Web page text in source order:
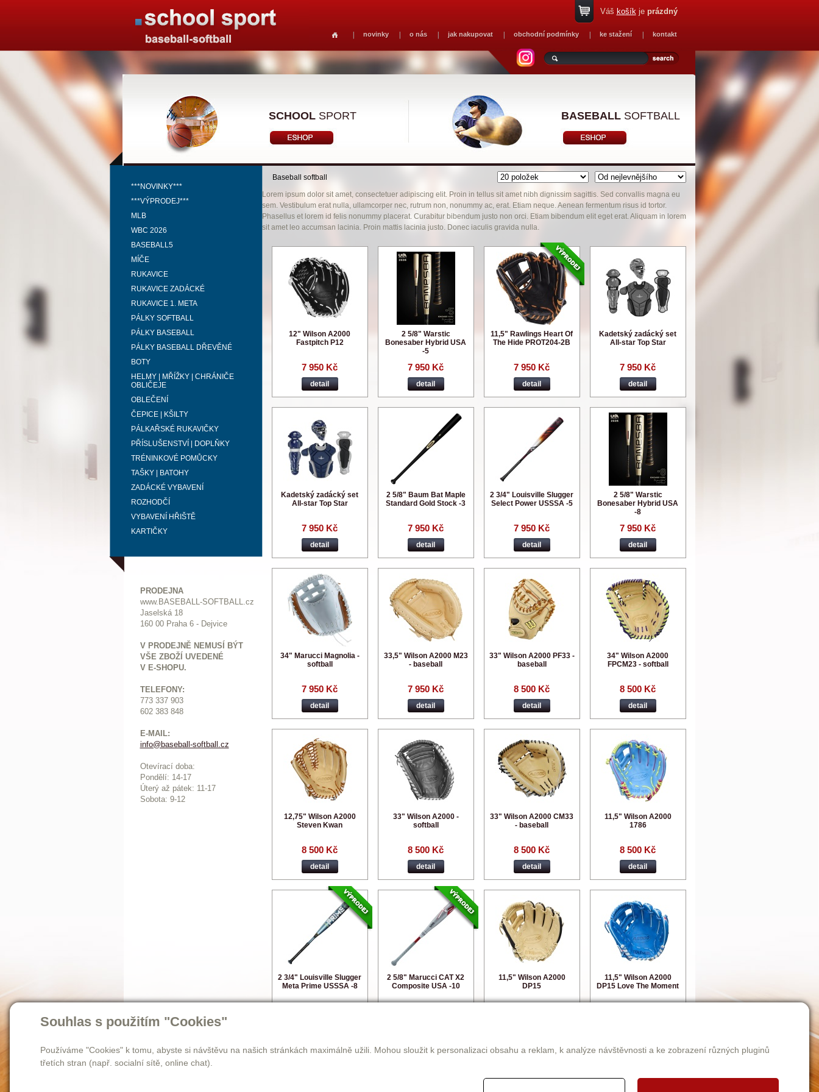
Souhlas s použitím "Cookies"
Používáme "Cookies" k tomu, abyste si návštěvu na našich stránkách maximálně užili. Mohou sloužit k personalizaci obsahu a reklam, k analýze návštěvnosti a ke zobrazení různých pluginů
třetích stran (např. socialní sítě, online chat).
novinky o nás jak nakupovat obchodní podmínky ke stažení kontakt
Váš košíkje prázdný
SCHOOLSPORT BASEBALLSOFTBALL
***NOVINKY***
***VÝPRODEJ***
MLB
WBC 2026
BASEBALL5
MÍČE
RUKAVICE
RUKAVICE ZADÁCKÉ
RUKAVICE 1. META
PÁLKY SOFTBALL
PÁLKY BASEBALL
PÁLKY BASEBALL DŘEVĚNÉ
BOTY
HELMY | MŘÍŽKY | CHRÁNIČE
OBLIČEJE
OBLEČENÍ
ČEPICE | KŠILTY
PÁLKAŘSKÉ RUKAVIČKY
PŘÍSLUŠENSTVÍ | DOPLŇKY
TRÉNINKOVÉ POMŮCKY
TAŠKY | BATOHY
ZADÁCKÉ VYBAVENÍ
ROZHODČÍ
VYBAVENÍ HŘIŠTĚ
KARTIČKY
PRODEJNA
www.BASEBALL-SOFTBALL.cz
Jaselská 18
160 00 Praha 6 - Dejvice
V PRODEJNĚ NEMUSÍ BÝT
VŠE ZBOŽÍ UVEDENÉ
V E-SHOPU.
TELEFONY:
773 337 903
602 383 848
E-MAIL:
info@baseball-softball.cz
Otevírací doba:
Pondělí: 14-17
Úterý až pátek: 11-17
Sobota: 9-12
Baseball softball
Lorem ipsum dolor sit amet, consectetuer adipiscing elit. Proin in tellus sit amet nibh dignissim sagittis. Sed convallis magna eu
sem. Vestibulum erat nulla, ullamcorper nec, rutrum non, nonummy ac, erat. Etiam neque. Aenean fermentum risus id tortor.
Phasellus et lorem id felis nonummy placerat. Curabitur bibendum justo non orci. Etiam bibendum elit eget erat. Aliquam in lorem
sit amet leo accumsan lacinia. Proin mattis lacinia justo. Donec iaculis gravida nulla.
12" Wilson A2000
Fastpitch P12
7 950 Kč
detail
2 5/8" Warstic
Bonesaber Hybrid USA
-5
7 950 Kč
detail
11,5" Rawlings Heart Of
The Hide PROT204-2B
7 950 Kč
detail
Kadetský zadácký set
All-star Top Star
7 950 Kč
detail
Kadetský zadácký set
All-star Top Star
7 950 Kč
detail
2 5/8" Baum Bat Maple
Standard Gold Stock -3
7 950 Kč
detail
2 3/4" Louisville Slugger
Select Power USSSA -5
7 950 Kč
detail
2 5/8" Warstic
Bonesaber Hybrid USA
-8
7 950 Kč
detail
34" Marucci Magnolia -
softball
7 950 Kč
detail
33,5" Wilson A2000 M23
- baseball
7 950 Kč
detail
33" Wilson A2000 PF33 -
baseball
8 500 Kč
detail
34" Wilson A2000
FPCM23 - softball
8 500 Kč
detail
12,75" Wilson A2000
Steven Kwan
8 500 Kč
detail
33" Wilson A2000 -
softball
8 500 Kč
detail
33" Wilson A2000 CM33
- baseball
8 500 Kč
detail
11,5" Wilson A2000
1786
8 500 Kč
detail
2 3/4" Louisville Slugger
Meta Prime USSSA -8
2 5/8" Marucci CAT X2
Composite USA -10
11,5" Wilson A2000
DP15
11,5" Wilson A2000
DP15 Love The Moment